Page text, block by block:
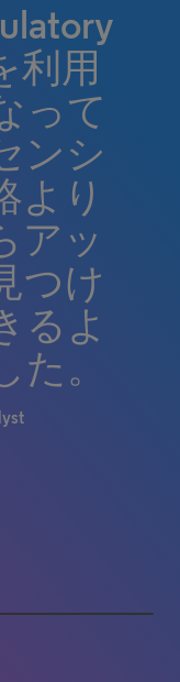
利用
って
ンシ
より
アッ
つけ
るよ
。
、自
制ガ
守に
に必
供し
最新
し、
ンス
に
ま
、最
と複
る規
迅速
、戦
サポ
ま